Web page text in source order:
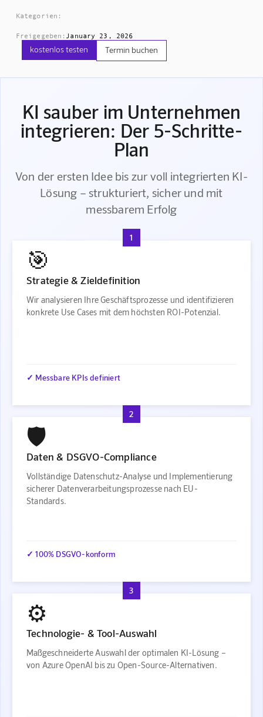
Kategorien:
Freigegeben: January 23, 2026
kostenlos testen Termin buchen
KI sauber im Unternehmen
integrieren: Der 5-Schritte-
Plan
Von der ersten Idee bis zur voll integrierten KI-
Lösung – strukturiert, sicher und mit
messbarem Erfolg
1
🎯
Strategie & Zieldefinition
Wir analysieren Ihre Geschäftsprozesse und identifizieren
konkrete Use Cases mit dem höchsten ROI-Potenzial.
✓ Messbare KPIs definiert
2
🛡️
Daten & DSGVO-Compliance
Vollständige Datenschutz-Analyse und Implementierung
sicherer Datenverarbeitungsprozesse nach EU-
Standards.
✓ 100% DSGVO-konform
3
⚙️
Technologie- & Tool-Auswahl
Maßgeschneiderte Auswahl der optimalen KI-Lösung –
von Azure OpenAI bis zu Open-Source-Alternativen.